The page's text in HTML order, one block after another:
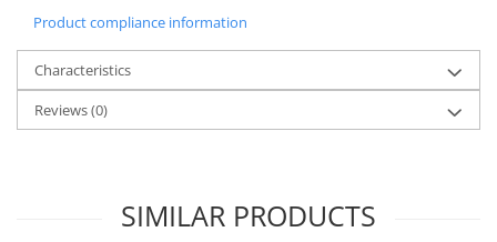
Product compliance information
Characteristics
Reviews(0)
SIMILAR PRODUCTS